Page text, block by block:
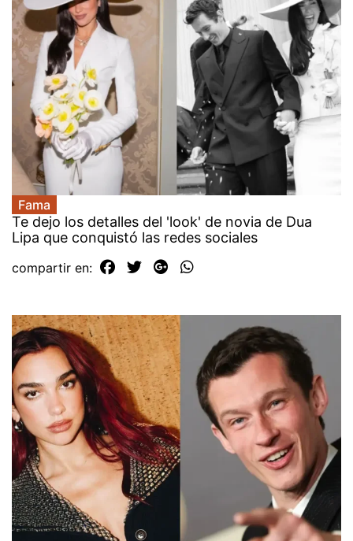
Fama
Te dejo los detalles del 'look' de novia de Dua
Lipa que conquistó las redes sociales
compartir en: